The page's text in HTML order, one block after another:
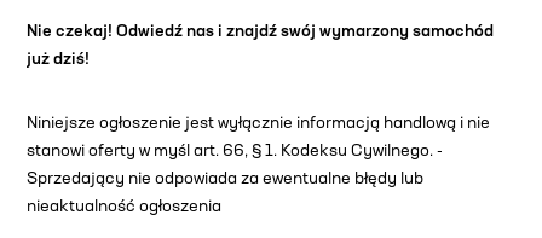
Nie czekaj! Odwiedź nas i znajdź swój wymarzony samochód
już dziś!
Niniejsze ogłoszenie jest wyłącznie informacją handlową i nie
stanowi oferty w myśl art. 66, § 1. Kodeksu Cywilnego. -
Sprzedający nie odpowiada za ewentualne błędy lub
nieaktualność ogłoszenia